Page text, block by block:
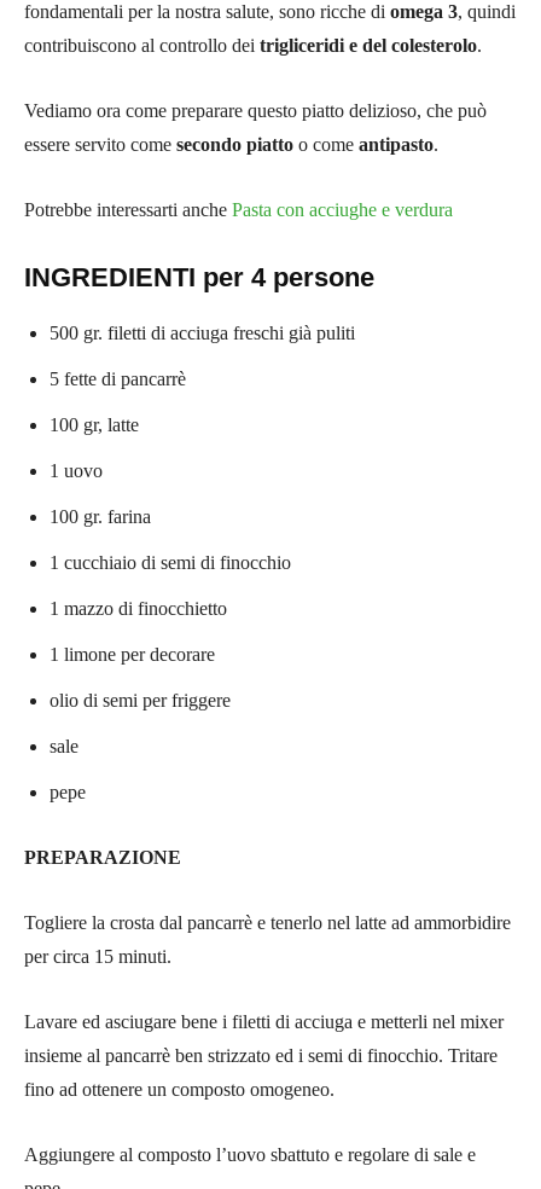
fondamentali per la nostra salute, sono ricche di omega 3, quindi
contribuiscono al controllo dei trigliceridi e del colesterolo.
Vediamo ora come preparare questo piatto delizioso, che può
essere servito come secondo piatto o come antipasto.
Potrebbe interessarti anche Pasta con acciughe e verdura
INGREDIENTI per 4 persone
500 gr. filetti di acciuga freschi già puliti
5 fette di pancarrè
100 gr, latte
1 uovo
100 gr. farina
1 cucchiaio di semi di finocchio
1 mazzo di finocchietto
1 limone per decorare
olio di semi per friggere
sale
pepe
PREPARAZIONE
Togliere la crosta dal pancarrè e tenerlo nel latte ad ammorbidire
per circa 15 minuti.
Lavare ed asciugare bene i filetti di acciuga e metterli nel mixer
insieme al pancarrè ben strizzato ed i semi di finocchio. Tritare
fino ad ottenere un composto omogeneo.
Aggiungere al composto l’uovo sbattuto e regolare di sale e